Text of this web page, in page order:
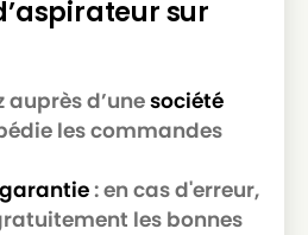
1425 EWP
1635 EW
1635 EWS
1035 Asbest EW
sur
d’unesociété
les commandes
: en cas d'erreur,
les bonnes